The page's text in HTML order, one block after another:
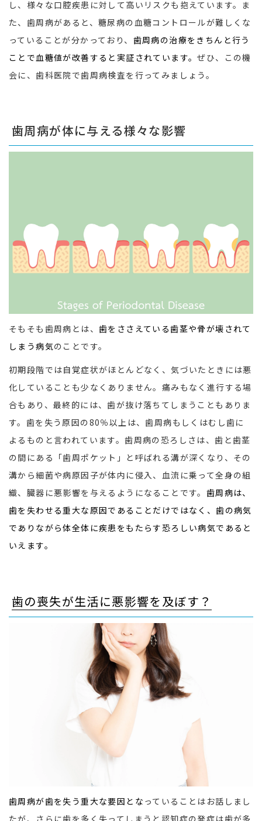
し、様々な口腔疾患に対して高いリスクも抱えています。ま
た、歯周病があると、糖尿病の血糖コントロールが難しくな
っていることが分かっており、 歯周病の治療をきちんと行う
ことで血糖値が改善すると実証されています。ぜひ、この機
会に、歯科医院で歯周病検査を行ってみましょう。
歯周病が体に与える様々な影響
そもそも歯周病とは、 歯をささえている歯茎や骨が壊されて
しまう病気のことです。
初期段階では自覚症状がほとんどなく、気づいたときには悪
化していることも少なくありません。痛みもなく進行する場
合もあり、最終的には、歯が抜け落ちてしまうこともありま
す。歯を失う原因の80％以上は、歯周病もしくはむし歯に
よるものと言われています。歯周病の恐ろしさは、歯と歯茎
の間にある「歯周ポケット」と呼ばれる溝が深くなり、その
溝から細菌や病原因子が体内に侵入、血流に乗って全身の組
織、臓器に悪影響を与えるようになることです。 歯周病は、
歯を失わせる重大な原因であることだけではなく、歯の病気
でありながら体全体に疾患をもたらす恐ろしい病気であると
いえます。
歯の喪失が生活に悪影響を及ぼす？
歯周病が歯を失う重大な要因とな っていることはお話しまし